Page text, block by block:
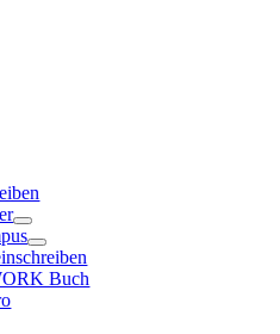
Buch